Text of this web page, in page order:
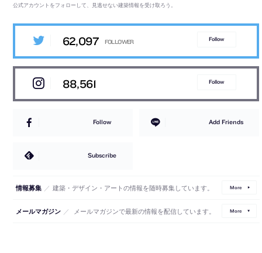
公式アカウントをフォローして、見逃せない建築情報を受け取ろう。
62,097 Follow
88,561 Follow
Follow Add Friends
Subscribe
情報募集 ／ 建築・デザイン・アートの情報を随時募集しています。 More
メールマガジン ／ メールマガジンで最新の情報を配信しています。 More